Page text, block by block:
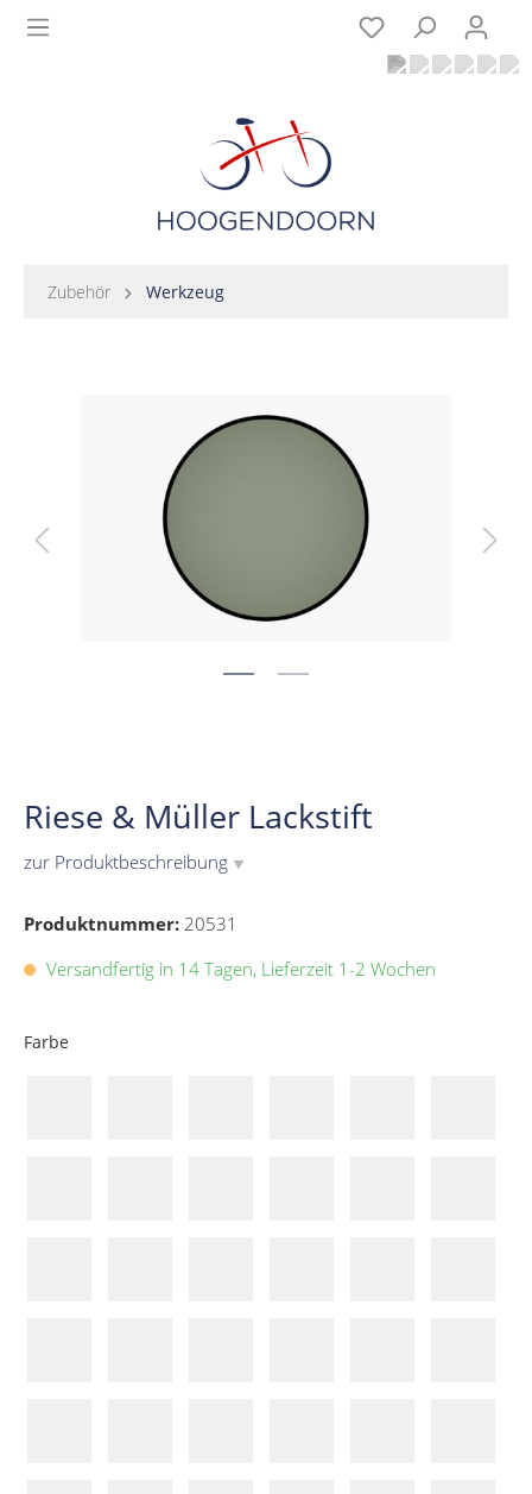
Zubehör Werkzeug
Riese & Müller Lackstift
zur Produktbeschreibung ▼
Produktnummer: 20531
Versandfertig in 14 Tagen, Lieferzeit 1-2 Wochen
Farbe